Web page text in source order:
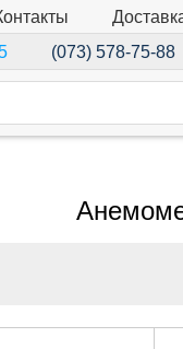
(073) 578-75-88